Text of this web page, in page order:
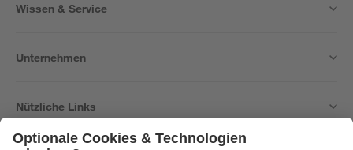
Wissen & Service
Unternehmen
Nützliche Links